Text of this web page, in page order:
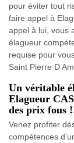
pour éviter tout
faire appel à
appel à lui, vous
élagueur
requise pour
Saint Pierre D
Un véritable
Elagueur
des prix fous
Venez profiter
compétences